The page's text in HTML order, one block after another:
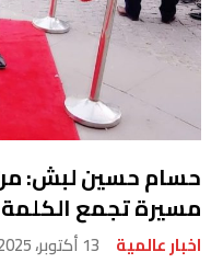
حسام حسين لبش: من
مسيرة تجمع الكلمة
اخبار عالمية 13 أكتوبر، 2025